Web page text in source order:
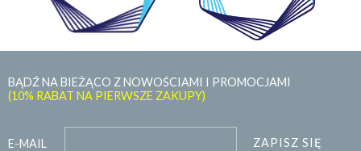
BĄDŹ NA BIEŻĄCO Z NOWOŚCIAMI I PROMOCJAMI
(10% RABAT NA PIERWSZE ZAKUPY)
E-MAIL ZAPISZ SIĘ